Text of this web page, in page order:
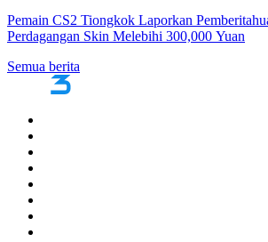
Pemain CS2 Tiongkok Laporkan
Perdagangan Skin Melebihi 300,000 Yuan
Semua berita